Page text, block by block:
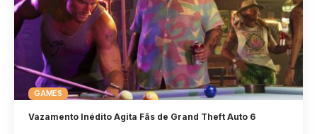
GAMES
Vazamento Inédito Agita Fãs de Grand Theft Auto 6